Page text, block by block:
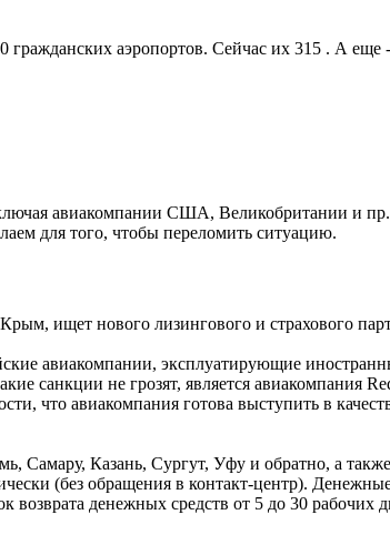
аэропортов. Сейчас их 315 . А
авиакомпании США, Великобритании и
для того, чтобы переломить ситуацию.
ищет нового лизингового и страхового
авиакомпании, эксплуатирующие
санкции не грозят, является авиакомпания
что авиакомпания готова выступить в
Самару, Казань, Сургут, Уфу и обратно, а
(без обращения в контакт-центр).
денежных средств от 5 до 30 рабочих